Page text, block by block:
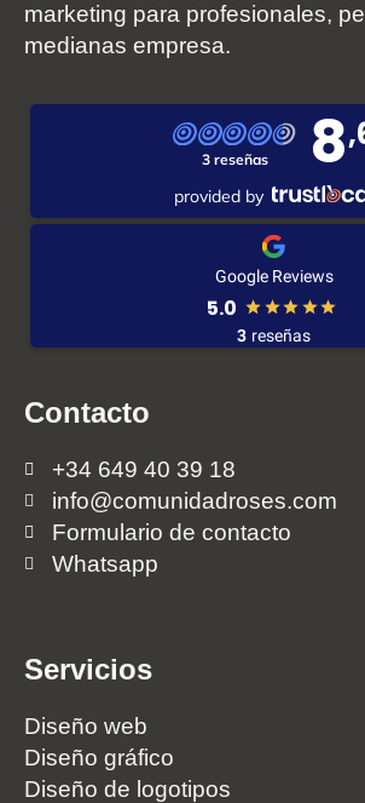
marketing para profesionales,
medianas empresa.
3 reseñas 8
provided by
Google Reviews
5.0
3 reseñas
Contacto
+34 649 40 39 18
info@comunidadroses.com
Formulario de contacto
Whatsapp
Servicios
Diseño web
Diseño gráfico
Diseño de logotipos